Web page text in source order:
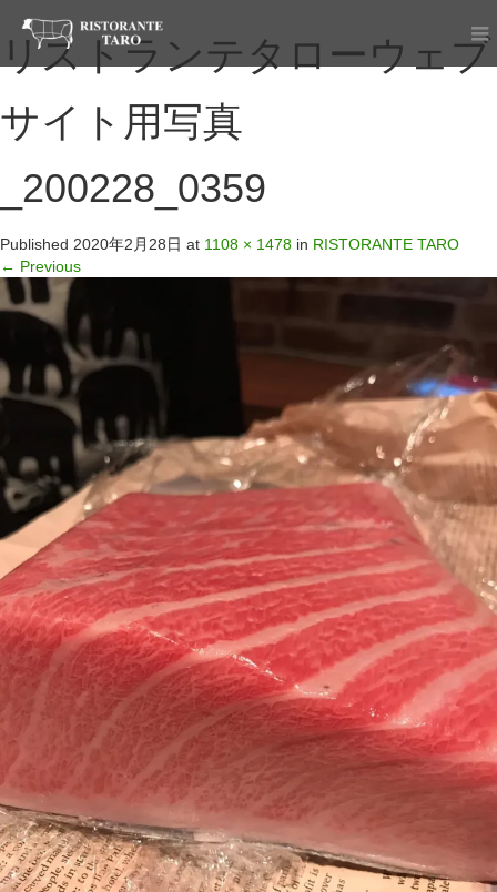
リストランテタローウェブ
サイト用写真
_200228_0359
Published 2020年2月28日 at 1108 × 1478 in RISTORANTE TARO
← Previous